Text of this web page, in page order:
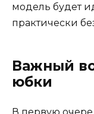
модель будет
практически
Важный
юбки